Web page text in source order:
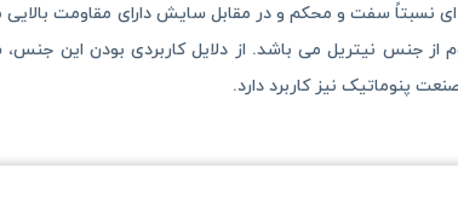
ماده ای نسبتاً سفت و محکم و در مقابل سایش دارای مقاومت
از جنس نیتریل می باشد. از دلایل کاربردی بودن این
پنوماتیک نیز کاربرد دارد.